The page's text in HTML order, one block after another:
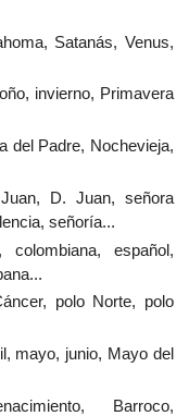
Satanás, Venus,
invierno, Primavera
del Padre, Nochevieja,
D. Juan, señora
señoría...
español,
polo Norte, polo
mayo, junio, Mayo del
Barroco,